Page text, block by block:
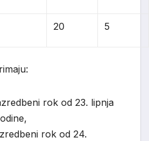
20 5
rok od 23. lipnja
rok od 24.